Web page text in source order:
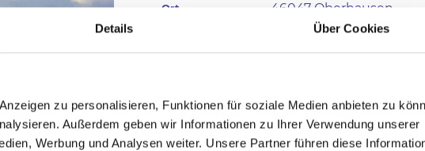
Details Über Cookies
zu personalisieren, Funktionen für soziale Medien anbieten zu
Außerdem geben wir Informationen zu Ihrer Verwendung unserer
Werbung und Analysen weiter. Unsere Partner führen diese
Ort 46047 Oberhausen
Anfahrt Website
KÜNSTLER